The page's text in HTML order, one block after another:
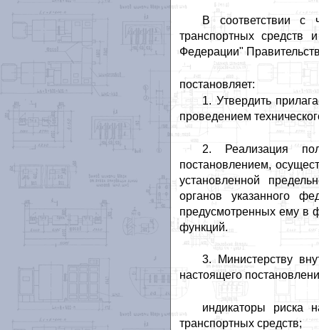
В соответствии с
транспортных средств
Федерации"
постановляет:
1. Утвердить
проведением
2. Реализация
постановлением,
установленной
органов указанного
предусмотренных ему в
функций.
3. Министерству
настоящего
индикаторы риска
транспортных средств;